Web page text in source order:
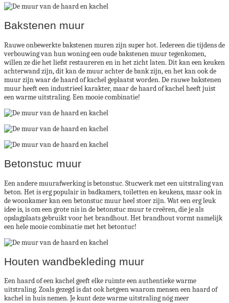
Bakstenen muur
Rauwe onbewerkte bakstenen muren zijn super hot. Iedereen die tijdens de
verbouwing van hun woning een oude bakstenen muur tegenkomen,
willen ze die het liefst restaureren en in het zicht laten. Dit kan een keuken
achterwand zijn, dit kan de muur achter de bank zijn, en het kan ook de
muur zijn waar de haard of kachel geplaatst worden. De rauwe bakstenen
muur heeft een industrieel karakter, maar de haard of kachel heeft juist
een warme uitstraling. Een mooie combinatie!
Betonstuc muur
Een andere muurafwerking is betonstuc. Stucwerk met een uitstraling van
beton. Het is erg populair in badkamers, toiletten en keukens, maar ook in
de woonkamer kan een betonstuc muur heel stoer zijn. Wat een erg leuk
idee is, is om een grote nis in de betonstuc muur te creëren, die je als
opslagplaats gebruikt voor het brandhout. Het brandhout vormt namelijk
een hele mooie combinatie met het betontuc!
Houten wandbekleding muur
Een haard of een kachel geeft elke ruimte een authentieke warme
uitstraling. Zoals gezegd is dat ook hetgeen waarom mensen een haard of
kachel in huis nemen. Je kunt deze warme uitstraling nóg meer